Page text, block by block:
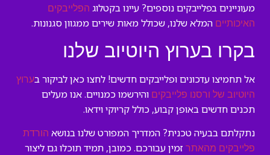
מעוניינים בפלייבקים נוספים? עיינו בקטלוג הפלייבקים
האיכותיים המלא שלנו, שכולל מאות שירים ממגוון סגנונות.
בקרו בערוץ היוטיוב שלנו
אל תחמיצו עדכונים ופלייבקים חדשים! לחצו כאן לביקור בערוץ
היוטיוב של ורסנו פלייבקים והירשמו כמנויים. אנו מעלים
תכנים חדשים באופן קבוע, כולל קריוקי וידאו.
נתקלתם בבעיה טכנית? המדריך המפורט שלנו בנושא הורדת
פלייבקים מהאתר זמין עבורכם. כמובן, תמיד תוכלו גם ליצור